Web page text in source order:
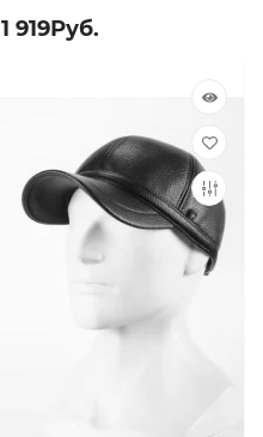
1 919Руб.